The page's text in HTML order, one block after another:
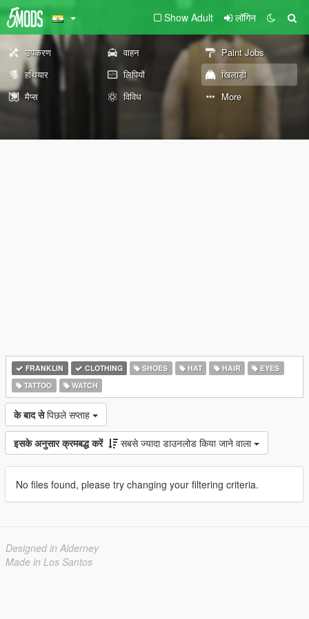
Show Adult लॉगिन
उपकरण वाहन
Paint Jobs
हथियार
लिपियों
खिलाड़ी
मैप्स
विविध More
FRANKLIN CLOTHING SHOES HAT HAIR
EYES
TATTOO
WATCH
के बाद से पिछले सप्ताह
इसके अनुसार क्रमबद्ध करें सबसे ज्यादा डाउनलोड किया जाने वाला
No files found, please try changing your filtering criteria.
Designed in Alderney
Made in Los Santos